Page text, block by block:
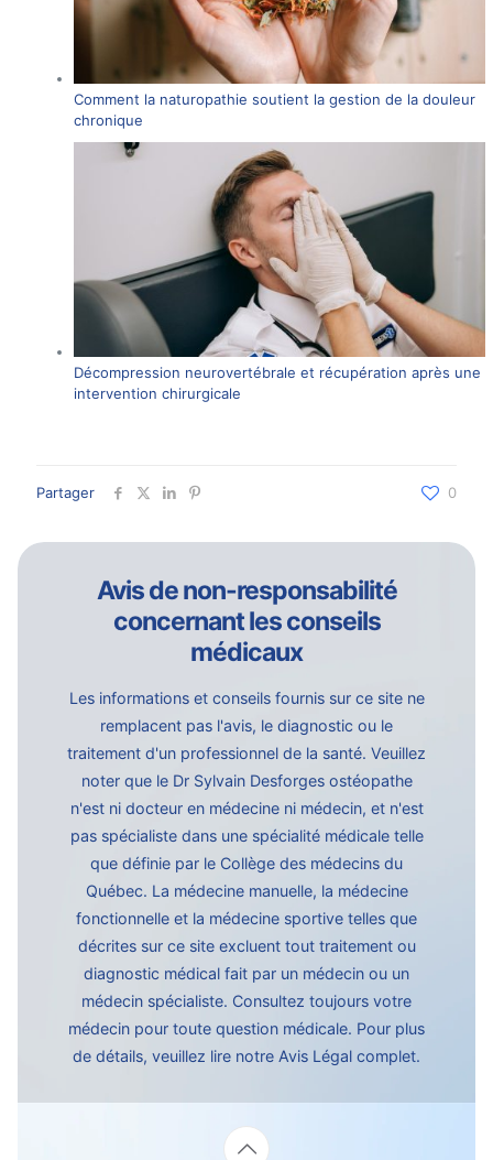
Comment la naturopathie soutient la gestion de la douleur
chronique
Décompression neurovertébrale et récupération après une
intervention chirurgicale
Partager 0
Avis de non-responsabilité
concernant les conseils
médicaux
Les informations et conseils fournis sur ce site ne
remplacent pas l'avis, le diagnostic ou le
traitement d'un professionnel de la santé. Veuillez
noter que le Dr Sylvain Desforges ostéopathe
n'est ni docteur en médecine ni médecin, et n'est
pas spécialiste dans une spécialité médicale telle
que définie par le Collège des médecins du
Québec. La médecine manuelle, la médecine
fonctionnelle et la médecine sportive telles que
décrites sur ce site excluent tout traitement ou
diagnostic médical fait par un médecin ou un
médecin spécialiste. Consultez toujours votre
médecin pour toute question médicale. Pour plus
de détails, veuillez lire notre Avis Légal complet.